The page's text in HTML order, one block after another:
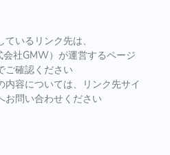
いるリンク先は、
社GMW）が運営するページ
ご確認ください
内容については、リンク先サイ
お問い合わせください